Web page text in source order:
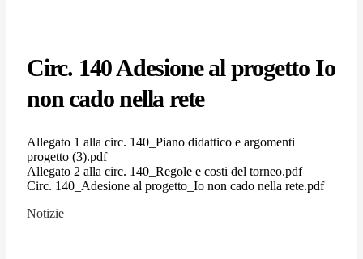
Circ. 140 Adesione al progetto Io
non cado nella rete
Allegato 1 alla circ. 140_Piano didattico e argomenti
progetto (3).pdf
Allegato 2 alla circ. 140_Regole e costi del torneo.pdf
Circ. 140_Adesione al progetto_Io non cado nella rete.pdf
Notizie